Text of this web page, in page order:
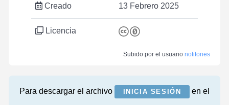
Creado 13 Febrero 2025
Licencia
Subido por el usuario notitones
Para descargar el archivo INICIA SESIÓN
en el